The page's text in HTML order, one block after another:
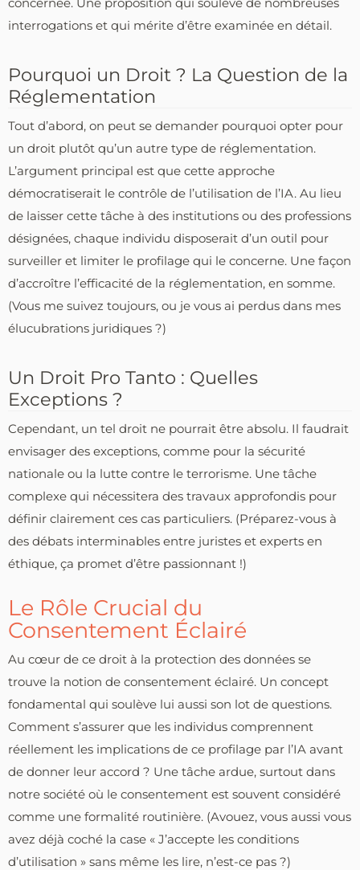
interrogations et qui mérite d’être examinée en détail.
Pourquoi un Droit ? La Question de la
Réglementation
Tout d’abord, on peut se demander pourquoi opter pour
un droit plutôt qu’un autre type de réglementation.
L’argument principal est que cette approche
démocratiserait le contrôle de l’utilisation de l’IA. Au lieu
de laisser cette tâche à des institutions ou des professions
désignées, chaque individu disposerait d’un outil pour
surveiller et limiter le profilage qui le concerne. Une façon
d’accroître l’efficacité de la réglementation, en somme.
(Vous me suivez toujours, ou je vous ai perdus dans mes
élucubrations juridiques ?)
Un Droit Pro Tanto : Quelles
Exceptions ?
Cependant, un tel droit ne pourrait être absolu. Il faudrait
envisager des exceptions, comme pour la sécurité
nationale ou la lutte contre le terrorisme. Une tâche
complexe qui nécessitera des travaux approfondis pour
définir clairement ces cas particuliers. (Préparez-vous à
des débats interminables entre juristes et experts en
éthique, ça promet d’être passionnant !)
Le Rôle Crucial du
Consentement Éclairé
Au cœur de ce droit à la protection des données se
trouve la notion de consentement éclairé. Un concept
fondamental qui soulève lui aussi son lot de questions.
Comment s’assurer que les individus comprennent
réellement les implications de ce profilage par l’IA avant
de donner leur accord ? Une tâche ardue, surtout dans
notre société où le consentement est souvent considéré
comme une formalité routinière. (Avouez, vous aussi vous
avez déjà coché la case « J’accepte les conditions
d’utilisation » sans même les lire, n’est-ce pas ?)